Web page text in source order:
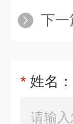
下一
* 姓名：